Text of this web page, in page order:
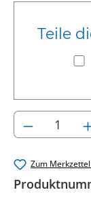
Teile
Produkt
Zum